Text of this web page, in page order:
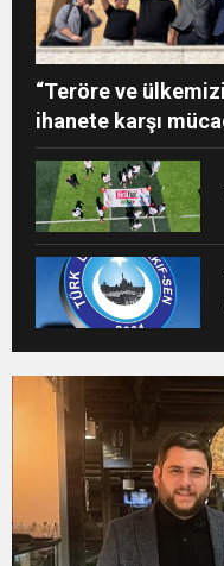
“Teröre ve
ihanete karşı